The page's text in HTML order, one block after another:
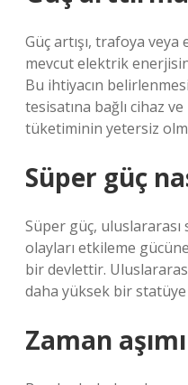
Güç artışı, trafoya
mevcut elektrik
Bu ihtiyacın
tesisatına bağlı cihaz
tüketiminin yetersiz
Süper güç
Süper güç,
olayları etkileme
bir devlettir.
daha yüksek bir
Zaman